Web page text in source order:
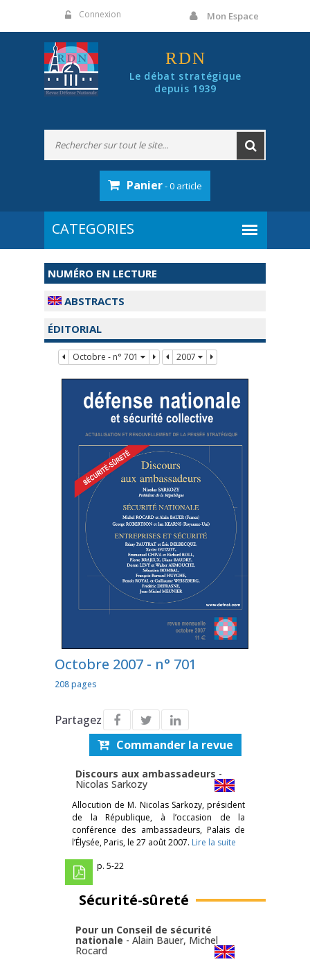
Connexion Mon Espace
RDN
Le débat stratégique
depuis 1939
Panier- 0 article
NUMÉRO EN LECTURE
ABSTRACTS
ÉDITORIAL
Octobre - n° 701 2007
Octobre 2007 - n° 701
208 pages
Partagez
Commander la revue
Discours aux ambassadeurs -
Nicolas Sarkozy
Allocution de M. Nicolas Sarkozy, président
de la République, à l’occasion de la
conférence des ambassadeurs, Palais de
l’Élysée, Paris, le 27 août 2007. Lire la suite
p. 5-22
Sécurité-sûreté
Pour un Conseil de sécurité
nationale - Alain Bauer, Michel
Rocard